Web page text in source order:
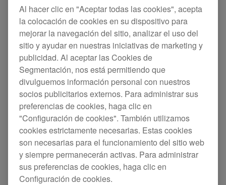
Dom y Bobby de Submotion Orchestra hablan sobre las
cosas que inspiran su música, cómo funcionan sus roles
dentro de la banda y cómo las herramientas como el
TORAIZ SP-16 les ayudan a expresar su sonido
característico del estudio en los ambientes en vivo.
Latroit
El productor y DJ de Los Angeles, Latroit, ganador de un
premio Grammy, habla sobre cómo llegó a la música
Al hacer clic en "Aceptar todas las cookies", acepta
la colocación de cookies en su dispositivo para
mejorar la navegación del sitio, analizar el uso del
sitio y ayudar en nuestras iniciativas de marketing y
publicidad. Al aceptar las Cookies de
Segmentación, nos está permitiendo que
divulguemos información personal con nuestros
socios publicitarios externos. Para administrar sus
preferencias de cookies, haga clic en
"Configuración de cookies". También utilizamos
cookies estrictamente necesarias. Estas cookies
son necesarias para el funcionamiento del sitio web
y siempre permanecerán activas. Para administrar
sus preferencias de cookies, haga clic en
Configuración de cookies.